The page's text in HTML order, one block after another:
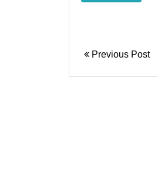
Previous Post